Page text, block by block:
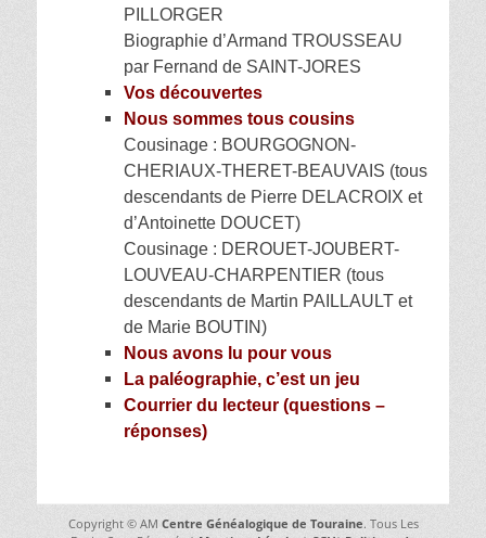
PILLORGER
Biographie d’Armand TROUSSEAU
par Fernand de SAINT-JORES
Vos découvertes
Nous sommes tous cousins
Cousinage : BOURGOGNON-
CHERIAUX-THERET-BEAUVAIS (tous
descendants de Pierre DELACROIX et
d’Antoinette DOUCET)
Cousinage : DEROUET-JOUBERT-
LOUVEAU-CHARPENTIER (tous
descendants de Martin PAILLAULT et
de Marie BOUTIN)
Nous avons lu pour vous
La paléographie, c’est un jeu
Courrier du lecteur (questions –
réponses)
Copyright © AM Centre Généalogique de Touraine. Tous Les